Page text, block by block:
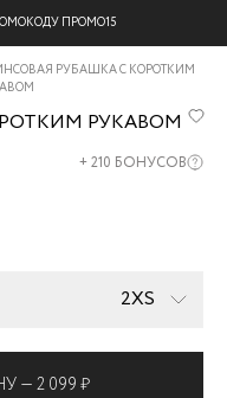
ПРОМО15
РУБАШКА С КОРОТКИМ
РУКАВОМ
+210 БОНУСОВ
2XS
— 2 099 ₽